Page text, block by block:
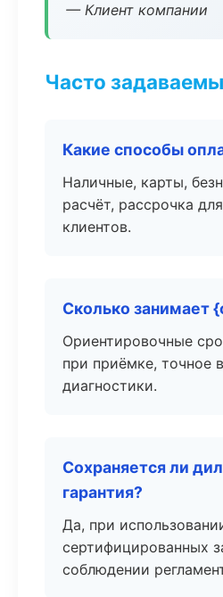
— Клиент компании
Часто
Какие способы
Наличные, карты,
расчёт, рассрочка
клиентов.
Сколько занимает
Ориентировочные
при приёмке, точное
диагностики.
Сохраняется ли
гарантия?
Да, при
сертифицированных
соблюдении